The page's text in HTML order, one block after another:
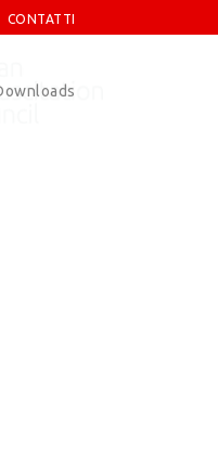
CONTATTI